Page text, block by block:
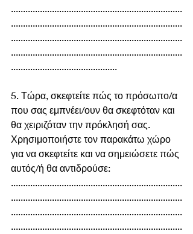
.......................................................................
.......................................................................
.......................................................................
.......................................................................
............................................
5. Τώρα, σκεφτείτε πώς το πρόσωπο/α
που σας εμπνέει/ουν θα σκεφτόταν και
θα χειριζόταν την πρόκλησή σας.
Χρησιμοποιήστε τον παρακάτω χώρο
για να σκεφτείτε και να σημειώσετε πώς
αυτός/ή θα αντιδρούσε:
.......................................................................
.......................................................................
.......................................................................
.......................................................................